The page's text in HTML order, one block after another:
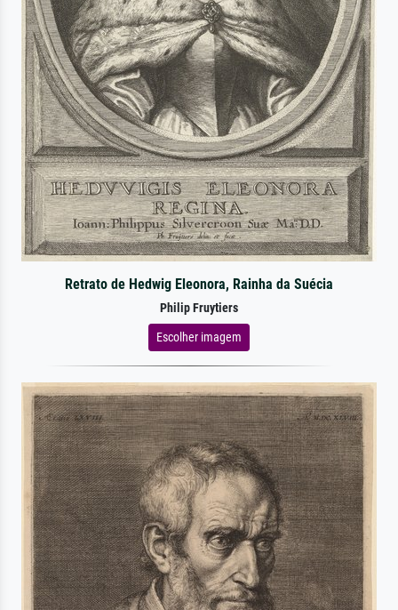
Retrato de Hedwig Eleonora, Rainha da Suécia
Philip Fruytiers
Escolher imagem